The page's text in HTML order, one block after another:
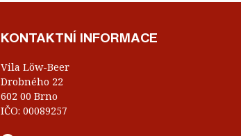
KONTAKTNÍ INFORMACE
Vila Löw-Beer
Drobného 22
602 00 Brno
IČO: 00089257